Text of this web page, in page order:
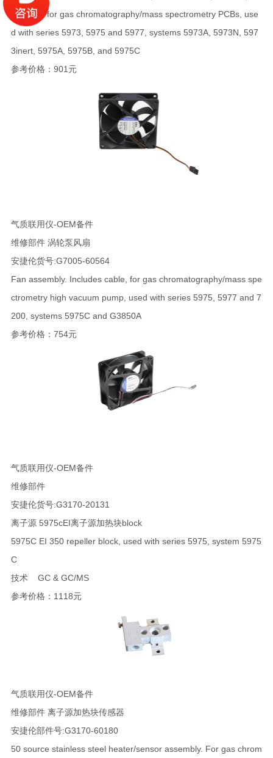
00 RPM, for gas chromatography/mass spectrometry PCBs, use
d with series 5973, 5975 and 5977, systems 5973A, 5973N, 597
3inert, 5975A, 5975B, and 5975C
参考价格：901元
气质联用仪-OEM备件
维修部件 涡轮泵风扇
安捷伦货号:G7005-60564
Fan assembly. Includes cable, for gas chromatography/mass spe
ctrometry high vacuum pump, used with series 5975, 5977 and 7
200, systems 5975C and G3850A
参考价格：754元
气质联用仪-OEM备件
维修部件
安捷伦货号:G3170-20131
离子源 5975cEI离子源加热块block
5975C EI 350 repeller block, used with series 5975, system 5975
C
技术 GC & GC/MS
参考价格：1118元
气质联用仪-OEM备件
维修部件 离子源加热块传感器
安捷伦部件号:G3170-60180
50 source stainless steel heater/sensor assembly. For gas chrom